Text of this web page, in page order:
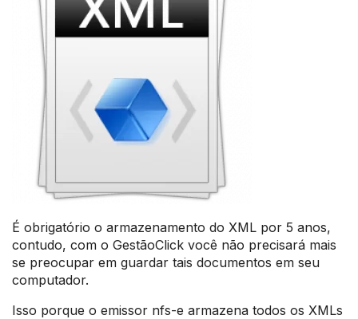
É obrigatório o armazenamento do XML por 5 anos,
contudo, com o GestãoClick você não precisará mais
se preocupar em guardar tais documentos em seu
computador.
Isso porque o emissor nfs-e armazena todos os XMLs